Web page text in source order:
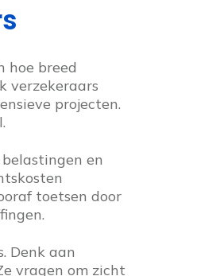
hoe breed
verzekeraars
projecten.
en
toetsen door
Denk aan
vragen om zicht